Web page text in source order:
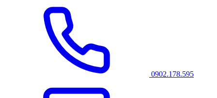
0902.178.595